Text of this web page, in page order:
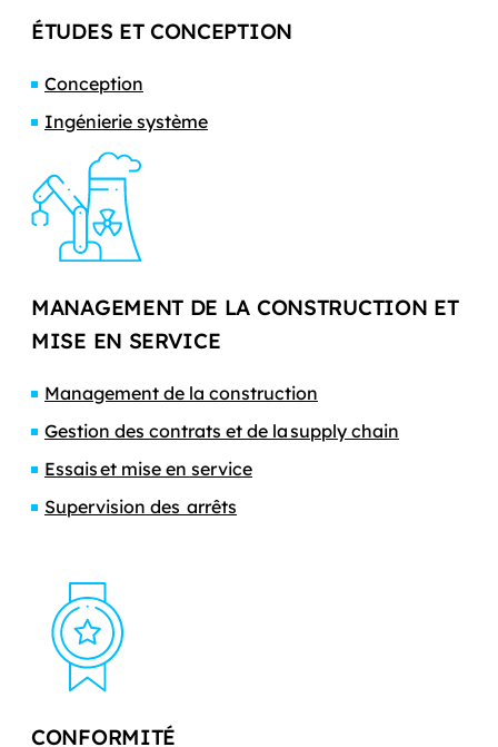
ÉTUDES ET CONCEPTION
Conception
Ingénierie système
MANAGEMENT DE LA CONSTRUCTION ET
MISE EN SERVICE
Management de la construction
Gestion des contrats et de la supply chain
Essais et mise en service
Supervision des arrêts
CONFORMITÉ